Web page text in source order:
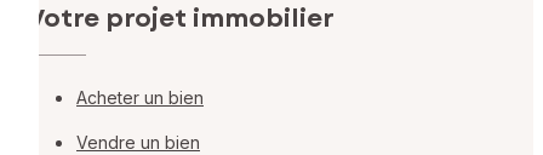
Votre projet immobilier
Acheter un bien
Vendre un bien